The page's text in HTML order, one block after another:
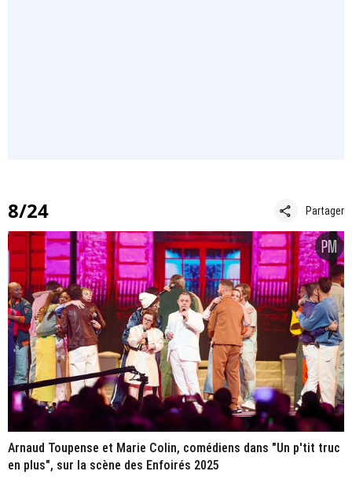
8/24 share Partager
Arnaud Toupense et Marie Colin, comédiens dans "Un p'tit truc
en plus", sur la scène des Enfoirés 2025